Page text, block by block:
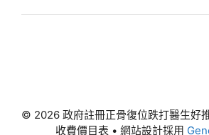
© 2026 政府註冊正骨復位跌打醫生好
收費價目表 • 網站設計採用